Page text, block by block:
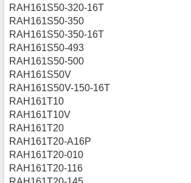
RAH161S50-320-16T
RAH161S50-350
RAH161S50-350-16T
RAH161S50-493
RAH161S50-500
RAH161S50V
RAH161S50V-150-16T
RAH161T10
RAH161T10V
RAH161T20
RAH161T20-A16P
RAH161T20-010
RAH161T20-116